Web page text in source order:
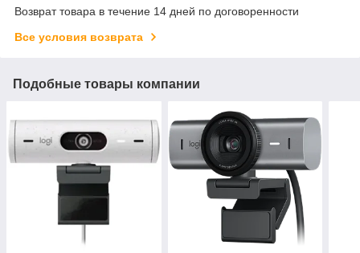
Возврат товара в течение 14 дней по договоренности
Все условия возврата
Подобные товары компании